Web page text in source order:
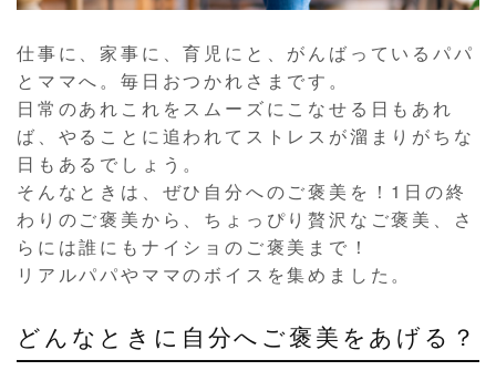
仕事に、家事に、育児にと、がんばっているパパ
とママへ。毎日おつかれさまです。
日常のあれこれをスムーズにこなせる日もあれ
ば、やることに追われてストレスが溜まりがちな
日もあるでしょう。
そんなときは、ぜひ自分へのご褒美を！1日の終
わりのご褒美から、ちょっぴり贅沢なご褒美、さ
らには誰にもナイショのご褒美まで！
リアルパパやママのボイスを集めました。
どんなときに自分へご褒美をあげる？